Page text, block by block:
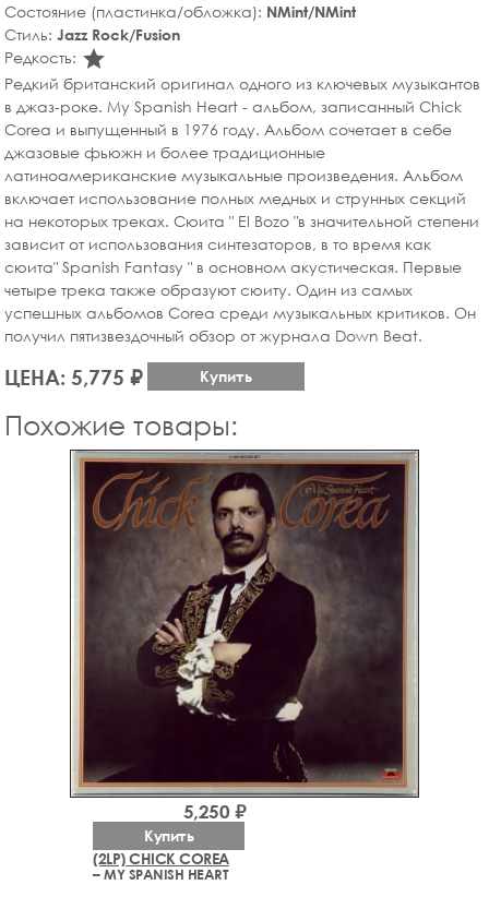
Состояние (пластинка/обложка): NMint/NMint
Стиль: Jazz Rock/Fusion
Редкость: star_rate
Редкий британский оригинал одного из ключевых музыкантов
в джаз-роке. My Spanish Heart - альбом, записанный Chick
Corea и выпущенный в 1976 году. Альбом сочетает в себе
джазовые фьюжн и более традиционные
латиноамериканские музыкальные произведения. Альбом
включает использование полных медных и струнных секций
на некоторых треках. Сюита " El Bozo "в значительной степени
зависит от использования синтезаторов, в то время как
сюита" Spanish Fantasy " в основном акустическая. Первые
четыре трека также образуют сюиту. Один из самых
успешных альбомов Corea среди музыкальных критиков. Он
получил пятизвездочный обзор от журнала Down Beat.
ЦЕНА: 5,775 ₽ Купить
Похожие товары:
(2LP) CHICK COREA
– MY SPANISH HEART
5,250 ₽
Купить